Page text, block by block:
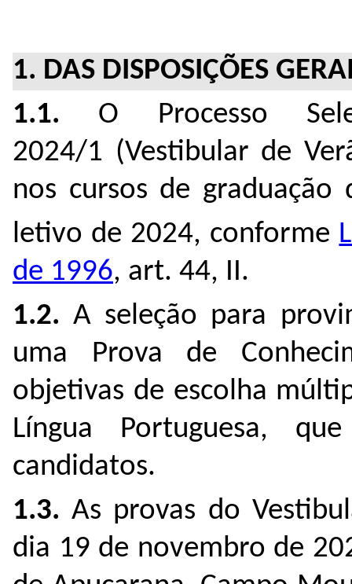
1. DAS DISPOSIÇÕES
1.1. O Processo
2024/1 (Vestibular de
nos cursos de graduação
letivo de 2024, conforme
de 1996, art. 44, II.
1.2. A seleção para
uma Prova de
objetivas de escolha
Língua Portuguesa,
candidatos.
1.3. As provas do
dia 19 de novembro de